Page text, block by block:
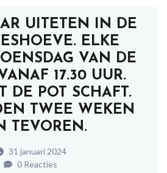
UITETEN IN DE
ELKE
VAN DE
17.30 UUR.
DE POT SCHAFT.
TWEE WEKEN
TEVOREN.
31 januari 2024
0 Reacties